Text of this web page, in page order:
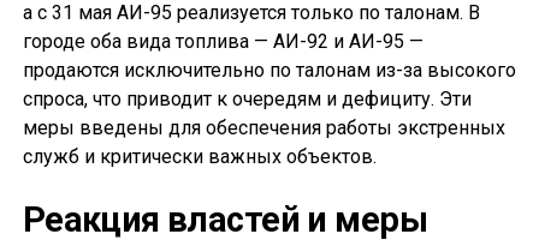
а с 31 мая АИ-95 реализуется только по талонам. В
городе оба вида топлива — АИ-92 и АИ-95 —
продаются исключительно по талонам из-за высокого
спроса, что приводит к очередям и дефициту. Эти
меры введены для обеспечения работы экстренных
служб и критически важных объектов.
Реакция властей и меры